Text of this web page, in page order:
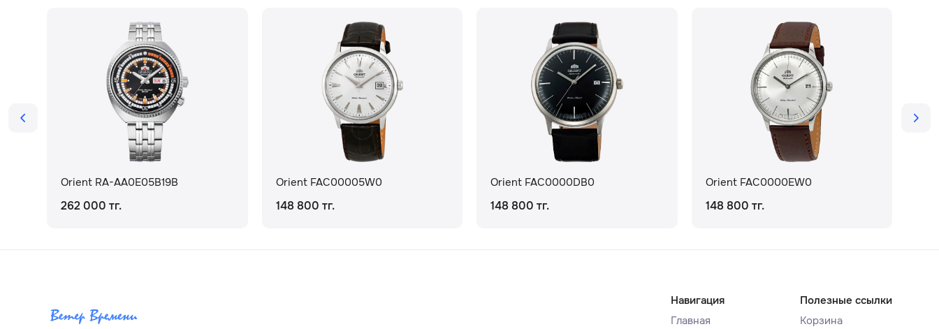
Orient RA-AA0E05B19B
262 000 тг.
Orient FAC00005W0
148 800 тг.
Orient FAC0000DB0
148 800 тг.
Orient FAC0000EW0
148 800 тг.
Навигация
Главная
Полезные ссылки
Корзина